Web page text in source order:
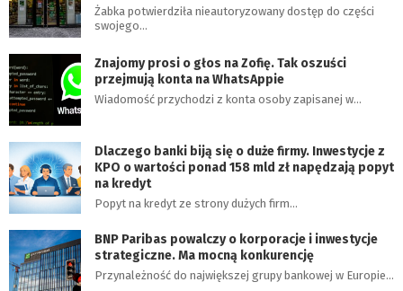
Żabka potwierdziła nieautoryzowany dostęp do części
swojego…
Znajomy prosi o głos na Zofię. Tak oszuści
przejmują konta na WhatsAppie
Wiadomość przychodzi z konta osoby zapisanej w…
Dlaczego banki biją się o duże firmy. Inwestycje z
KPO o wartości ponad 158 mld zł napędzają popyt
na kredyt
Popyt na kredyt ze strony dużych firm…
BNP Paribas powalczy o korporacje i inwestycje
strategiczne. Ma mocną konkurencję
Przynależność do największej grupy bankowej w Europie…